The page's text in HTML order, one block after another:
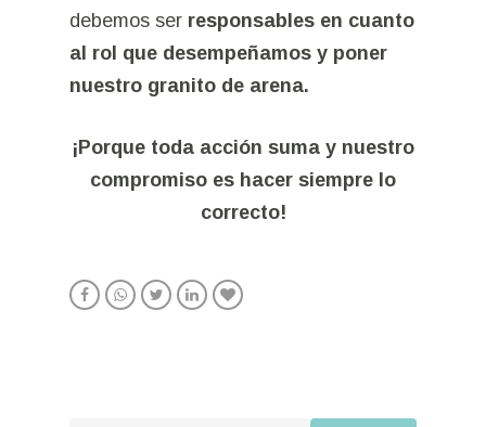
debemos ser responsables en cuanto
al rol que desempeñamos y poner
nuestro granito de arena.
¡Porque toda acción suma y nuestro
compromiso es hacer siempre lo
correcto!